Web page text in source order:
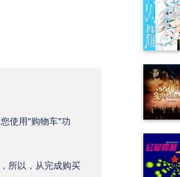
使用"购物车"功
所以，从完成购买